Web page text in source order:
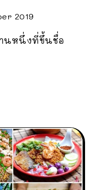
2019
นหนึ่งที่ขึ้นชื่อ